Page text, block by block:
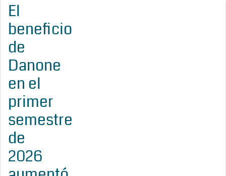
El
beneficio
de
Danone
en el
primer
semestre
de
2026